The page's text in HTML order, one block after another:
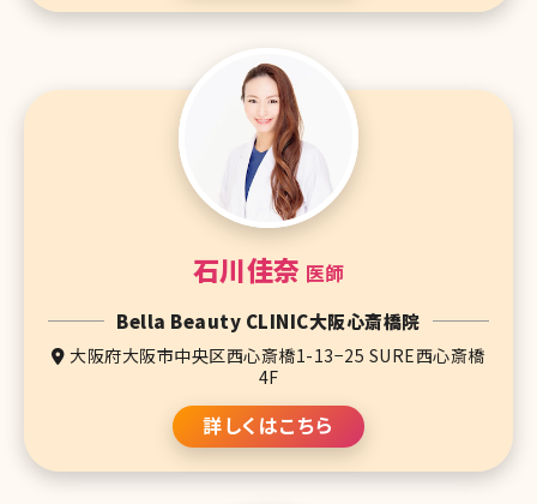
石川佳奈 医師
Bella Beauty CLINIC大阪心斎橋院
大阪府大阪市中央区西心斎橋1-13−25 SURE西心斎橋
4F
詳しくはこちら